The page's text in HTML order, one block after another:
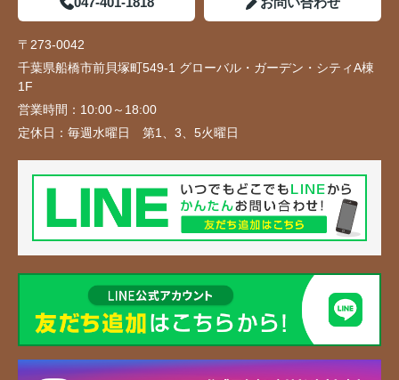
〒273-0042
千葉県船橋市前貝塚町549-1 グローバル・ガーデン・シティA棟
1F
営業時間： 10:00～18:00
定休日： 毎週水曜日 第1、3、5火曜日